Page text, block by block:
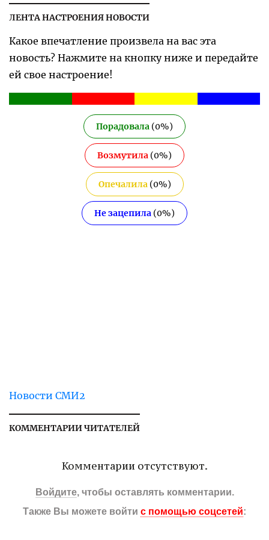
ЛЕНТА НАСТРОЕНИЯ НОВОСТИ
Какое впечатление произвела на вас эта
новость? Нажмите на кнопку ниже и передайте
ей свое настроение!
Порадовала (0%)
Возмутила (0%)
Опечалила(0%)
Не зацепила (0%)
Новости СМИ2
КОММЕНТАРИИ ЧИТАТЕЛЕЙ
Комментарии отсутствуют.
Войдите, чтобы оставлять комментарии.
Также Вы можете войти с помощью соцсетей: